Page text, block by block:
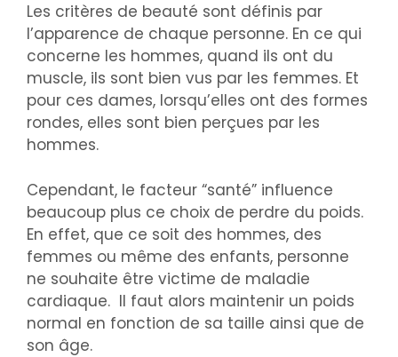
Les critères de beauté sont définis par
l’apparence de chaque personne. En ce qui
concerne les hommes, quand ils ont du
muscle, ils sont bien vus par les femmes. Et
pour ces dames, lorsqu’elles ont des formes
rondes, elles sont bien perçues par les
hommes.
Cependant, le facteur “santé” influence
beaucoup plus ce choix de perdre du poids.
En effet, que ce soit des hommes, des
femmes ou même des enfants, personne
ne souhaite être victime de maladie
cardiaque. Il faut alors maintenir un poids
normal en fonction de sa taille ainsi que de
son âge.